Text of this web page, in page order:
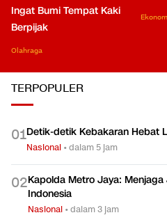
Ingat Bumi Tempat Kaki
Berpijak
Olahraga
TERPOPULER
01Detik-detik Kebakaran Hebat
Nasional •dalam 5 jam
02Kapolda Metro Jaya:
Indonesia
Nasional •dalam 3 jam